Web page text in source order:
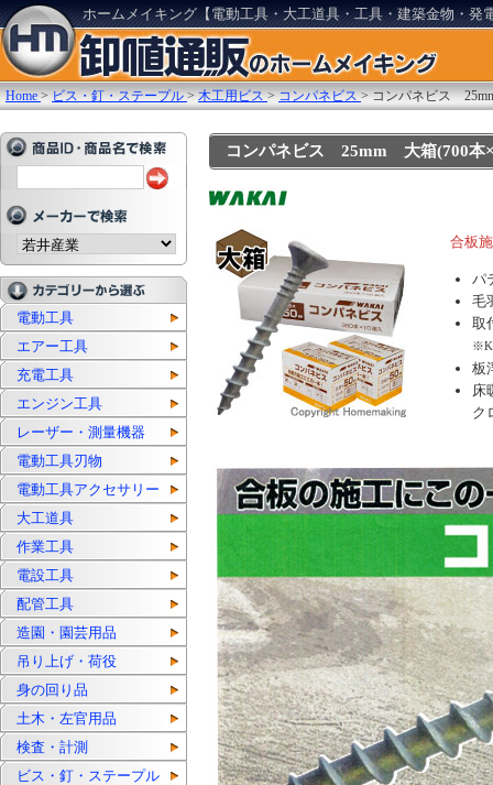
ホームメイキング【電動工具・大工道具・工具・建築金物・発
Home >ビス・釘・ステープル >木工用ビス >コンパネビス >コンパネビス
電動工具
エアー工具
充電工具
エンジン工具
レーザー・測量機器
電動工具刃物
電動工具アクセサリー
大工道具
作業工具
電設工具
配管工具
造園・園芸用品
吊り上げ・荷役
身の回り品
土木・左官用品
検査・計測
ビス・釘・ステープル
コンパネビス 25mm 大箱(700本
合板
パ
毛
取
板
床
ク